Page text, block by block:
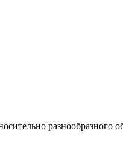
разнообразного